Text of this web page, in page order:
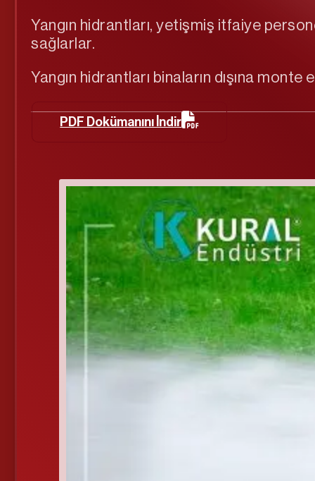
Yangın hidrantları, yetişmiş itfaiye
sağlarlar.
Yangın hidrantları binaların dışına
PDF Dokümanını İndir